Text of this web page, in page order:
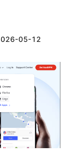
05-12